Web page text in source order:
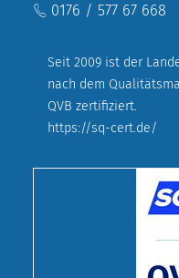
0176 / 577 67 668
Seit 2009 ist der
nach dem
QVB zertifiziert.
https://sq-cert.de/